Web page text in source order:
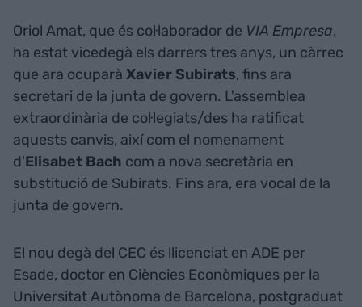
Oriol Amat, que és col·laborador de VIA Empresa,
ha estat vicedegà els darrers tres anys, un càrrec
que ara ocuparà Xavier Subirats, fins ara
secretari de la junta de govern. L'assemblea
extraordinària de col·legiats/des ha ratificat
aquests canvis, així com el nomenament
d'Elisabet Bach com a nova secretària en
substitució de Subirats. Fins ara, era vocal de la
junta de govern.
El nou degà del CEC és llicenciat en ADE per
Esade, doctor en Ciències Econòmiques per la
Universitat Autònoma de Barcelona, postgraduat